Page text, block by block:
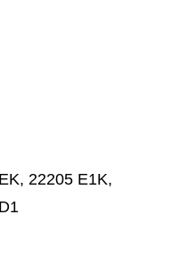
22205 E1K,